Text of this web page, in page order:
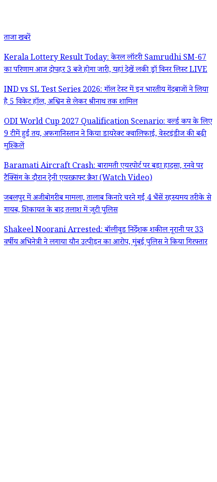
ताजा खबरें
Kerala Lottery Result Today: केरल लॉटरी Samrudhi SM-67
का परिणाम आज दोपहर 3 बजे होगा जारी, यहां देखें लकी ड्रॉ विनर लिस्ट LIVE
IND vs SL Test Series 2026: गॉल टेस्ट में इन भारतीय गेंदबाजों ने लिया
है 5 विकेट हॉल, अश्विन से लेकर श्रीनाथ तक शामिल
ODI World Cup 2027 Qualification Scenario: वर्ल्ड कप के लिए
9 टीमें हुईं तय, अफगानिस्तान ने किया डायरेक्ट क्वालिफाई, वेस्टइंडीज की बढ़ी
मुश्किलें
Baramati Aircraft Crash: बारामती एयरपोर्ट पर बड़ा हादसा, रनवे पर
टैक्सिंग के दौरान ट्रेनी एयरक्राफ्ट क्रैश (Watch Video)
जबलपुर में अजीबोगरीब मामला, तालाब किनारे चरने गईं 4 भैंसें रहस्यमय तरीके से
गायब, शिकायत के बाद तलाश में जुटी पुलिस
Shakeel Noorani Arrested: बॉलीवुड निर्देशक शकील नूरानी पर 33
वर्षीय अभिनेत्री ने लगाया यौन उत्पीड़न का आरोप, मुंबई पुलिस ने किया गिरफ्तार